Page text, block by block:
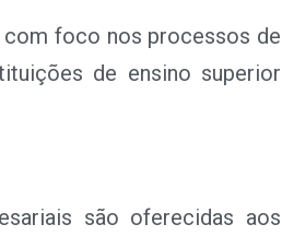
foco nos processos de
de ensino superior
são oferecidas aos